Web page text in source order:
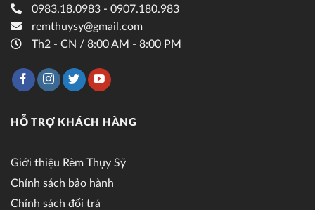
0983.18.0983 - 0907.180.983
remthuysy@gmail.com
Th2 - CN / 8:00 AM - 8:00 PM
HỖ TRỢ KHÁCH HÀNG
Giới thiệu Rèm Thụy Sỹ
Chính sách bảo hành
Chính sách đổi trả